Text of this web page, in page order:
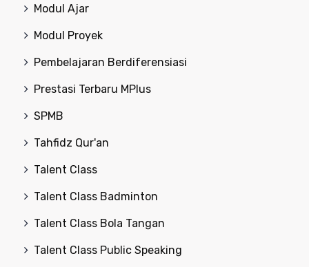
Modul Ajar
Modul Proyek
Pembelajaran Berdiferensiasi
Prestasi Terbaru MPlus
SPMB
Tahfidz Qur'an
Talent Class
Talent Class Badminton
Talent Class Bola Tangan
Talent Class Public Speaking